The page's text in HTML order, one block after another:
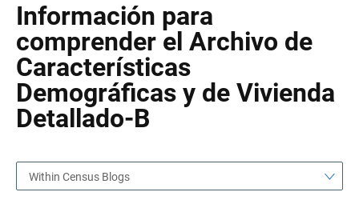
Información para
comprender el Archivo de
Características
Demográficas y de Vivienda
Detallado-B
Within Census Blogs